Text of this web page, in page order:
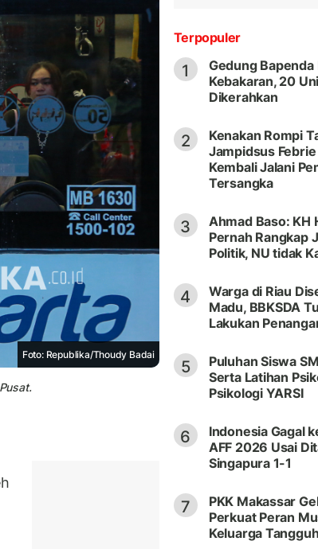
Foto: Republika/Thoudy Badai
Terpopuler
1
Gedung Bapenda
Kebakaran, 20
Dikerahkan
2
Kenakan Rompi
Jampidsus
Kembali Jalani
Tersangka
3
Ahmad Baso: KH
Pernah Rangkap
Politik, NU tidak
4
Warga di Riau
Madu, BBKSDA
Lakukan
5
Puluhan Siswa
Serta Latihan
Psikologi YARSI
6
Indonesia Gagal
AFF 2026 Usai
Singapura 1-1
7
PKK Makassar
Perkuat Peran
Keluarga Tangguh